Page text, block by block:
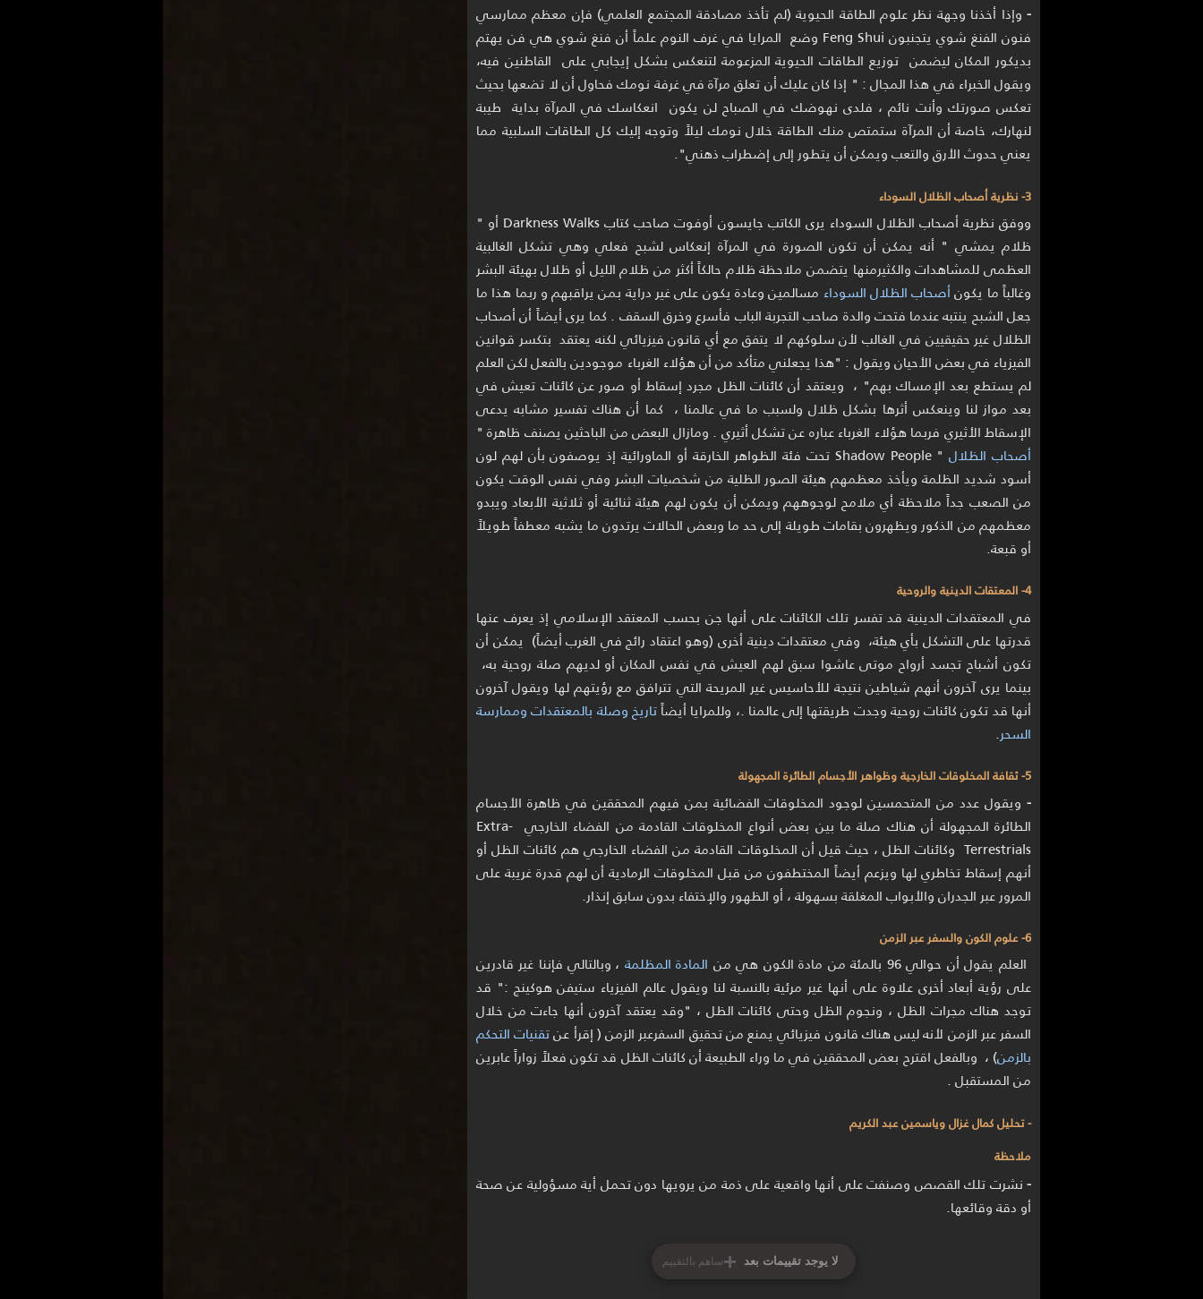
- وإذا أخذنا وجهة نظر علوم الطاقة الحيوية (لم تأخذ مصادقة المجتمع العلمي) فإن معظم ممارسي
فنون الفنغ شوي يتجنبون Feng Shui وضع المرايا في غرف النوم علماً أن فنغ شوي هي فن يهتم
بديكور المكان ليضمن توزيع الطاقات الحيوية المزعومة لتنعكس بشكل إيجابي على القاطنين فيه،
ويقول الخبراء في هذا المجال : " إذا كان عليك أن تعلق مرآة في غرفة نومك فحاول أن لا تضعها بحيث
تعكس صورتك وأنت نائم ، فلدى نهوضك في الصباح لن يكون انعكاسك في المرآة بداية طيبة
لنهارك، خاصة أن المرآة ستمتص منك الطاقة خلال نومك ليلاً وتوجه إليك كل الطاقات السلبية مما
يعني حدوث الأرق والتعب ويمكن أن يتطور إلى إضطراب ذهني".
3- نظرية أصحاب الظلال السوداء
ووفق نظرية أصحاب الظلال السوداء يرى الكاتب جايسون أوفوت صاحب كتاب Darkness Walks أو "
ظلام يمشي " أنه يمكن أن تكون الصورة في المرآة إنعكاس لشبح فعلي وهي تشكل الغالبية
العظمى للمشاهدات والكثيرمنها يتضمن ملاحظة ظلام حالكاً أكثر من ظلام الليل أو ظلال بهيئة البشر
وغالباً ما يكونأصحاب الظلال السوداء مسالمين وعادة يكون على غير دراية بمن يراقبهم و ربما هذا ما
جعل الشبح ينتبه عندما فتحت والدة صاحب التجربة الباب فأسرع وخرق السقف . كما يرى أيضاً أن أصحاب
الظلال غير حقيقيين في الغالب لأن سلوكهم لا يتفق مع أي قانون فيزيائي لكنه يعتقد بتكسر قوانين
الفيزياء في بعض الأحيان ويقول : "هذا يجعلني متأكد من أن هؤلاء الغرباء موجودين بالفعل لكن العلم
لم يستطع بعد الإمساك بهم" ، ويعتقد أن كائنات الظل مجرد إسقاط أو صور عن كائنات تعيش في
بعد مواز لنا وينعكس أثرها بشكل ظلال ولسبب ما في عالمنا ، كما أن هناك تفسير مشابه يدعى
الإسقاط الأثيري فربما هؤلاء الغرباء عباره عن تشكل أثيري . ومازال البعض من الباحثين يصنف ظاهرة "
أصحاب الظلال
" Shadow People تحت فئة الظواهر الخارقة أو الماورائية إذ يوصفون بأن لهم لون
أسود شديد الظلمة ويأخذ معظمهم هيئة الصور الظلية من شخصيات البشر وفي نفس الوقت يكون
من الصعب جداً ملاحظة أي ملامح لوجوههم ويمكن أن يكون لهم هيئة ثنائية أو ثلاثية الأبعاد ويبدو
معظمهم من الذكور ويظهرون بقامات طويلة إلى حد ما وبعض الحالات يرتدون ما يشبه معطفاً طويلاً
أو قبعة.
4- المعتقات الدينية والروحية
في المعتقدات الدينية قد تفسر تلك الكائنات على أنها جن بحسب المعتقد الإسلامي إذ يعرف عنها
قدرتها على التشكل بأي هيئة، وفي معتقدات دينية أخرى (وهو اعتقاد رائج في الغرب أيضاً) يمكن أن
تكون أشباح تجسد أرواح موتى عاشوا سبق لهم العيش في نفس المكان أو لديهم صلة روحية به،
بينما يرى آخرون أنهم شياطين نتيجة للأحاسيس غير المريحة التي تترافق مع رؤيتهم لها ويقول آخرون
أنها قد تكون كائنات روحية وجدت طريقتها إلى عالمنا .، وللمرايا أيضاًتاريخ وصلة بالمعتقدات وممارسة
السحر.
5- ثقافة المخلوقات الخارجية وظواهر الأجسام الطائرة المجهولة
- ويقول عدد من المتحمسين لوجود المخلوقات الفضائية بمن فيهم المحققين في ظاهرة الأجسام
الطائرة المجهولة أن هناك صلة ما بين بعض أنواع المخلوقات القادمة من الفضاء الخارجي Extra-
Terrestrials وكائنات الظل ، حيث قيل أن المخلوقات القادمة من الفضاء الخارجي هم كائنات الظل أو
أنهم إسقاط تخاطري لها ويزعم أيضاً المختطفون من قبل المخلوقات الرمادية أن لهم قدرة غريبة على
المرور عبر الجدران والأبواب المغلقة بسهولة ، أو الظهور والإختفاء بدون سابق إنذار.
6- علوم الكون والسفر عبر الزمن
العلم يقول أن حوالي 96 بالمئة من مادة الكون هي من المادة المظلمة ، وبالتالي فإننا غير قادرين
على رؤية أبعاد أخرى علاوة على أنها غير مرئية بالنسبة لنا ويقول عالم الفيزياء ستيفن هوكينج :" قد
توجد هناك مجرات الظل ، ونجوم الظل وحتى كائنات الظل ، "وقد يعتقد آخرون أنها جاءت من خلال
السفر عبر الزمن لأنه ليس هناك قانون فيزيائي يمنع من تحقيق السفرعبر الزمن ( إقرأ عنتقنيات التحكم
بالزمن) ، وبالفعل اقترح بعض المحققين في ما وراء الطبيعة أن كائنات الظل قد تكون فعلاً زواراً عابرين
من المستقبل .
- تحليل كمال غزال وياسمين عبد الكريم
ملاحظة
-نشرت تلك القصص وصنفت على أنها واقعية على ذمة من يرويها دون تحمل أية مسؤولية عن صحة
أو دقة وقائعها.
لا يوجد تقييمات بعد +ساهم بالتقييم